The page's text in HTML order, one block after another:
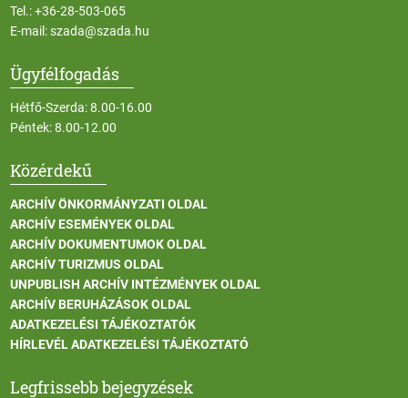
Tel.:+36-28-503-065
E-mail:szada@szada.hu
Ügyfélfogadás
Hétfő-Szerda: 8.00-16.00
Péntek: 8.00-12.00
Közérdekű
ARCHÍV ÖNKORMÁNYZATI OLDAL
ARCHÍV ESEMÉNYEK OLDAL
ARCHÍV DOKUMENTUMOK OLDAL
ARCHÍV TURIZMUS OLDAL
UNPUBLISH ARCHÍV INTÉZMÉNYEK OLDAL
ARCHÍV BERUHÁZÁSOK OLDAL
ADATKEZELÉSI TÁJÉKOZTATÓK
HÍRLEVÉL ADATKEZELÉSI TÁJÉKOZTATÓ
Legfrissebb bejegyzések